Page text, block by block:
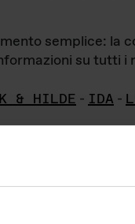
semplice: la
su tutti i
& HILDE - IDA -